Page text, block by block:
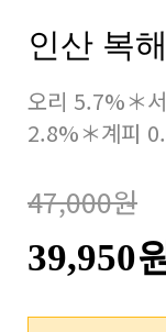
인산 복
2.8%＊계피
47,000원
39,950